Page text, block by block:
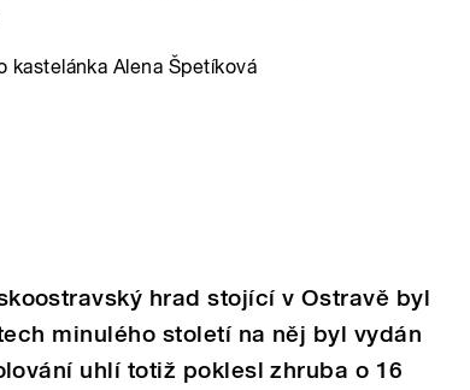
kastelánka Alena Špetíková
hrad stojící v Ostravě byl
minulého století na něj byl vydán
uhlí totiž poklesl zhruba o 16